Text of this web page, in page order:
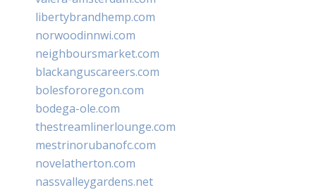
libertybrandhemp.com
norwoodinnwi.com
neighboursmarket.com
blackanguscareers.com
bolesfororegon.com
bodega-ole.com
thestreamlinerlounge.com
mestrinorubanofc.com
novelatherton.com
nassvalleygardens.net